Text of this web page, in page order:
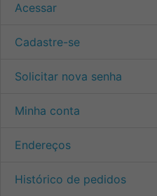
Acessar
Cadastre-se
Solicitar nova senha
Minha conta
Endereços
Histórico de pedidos